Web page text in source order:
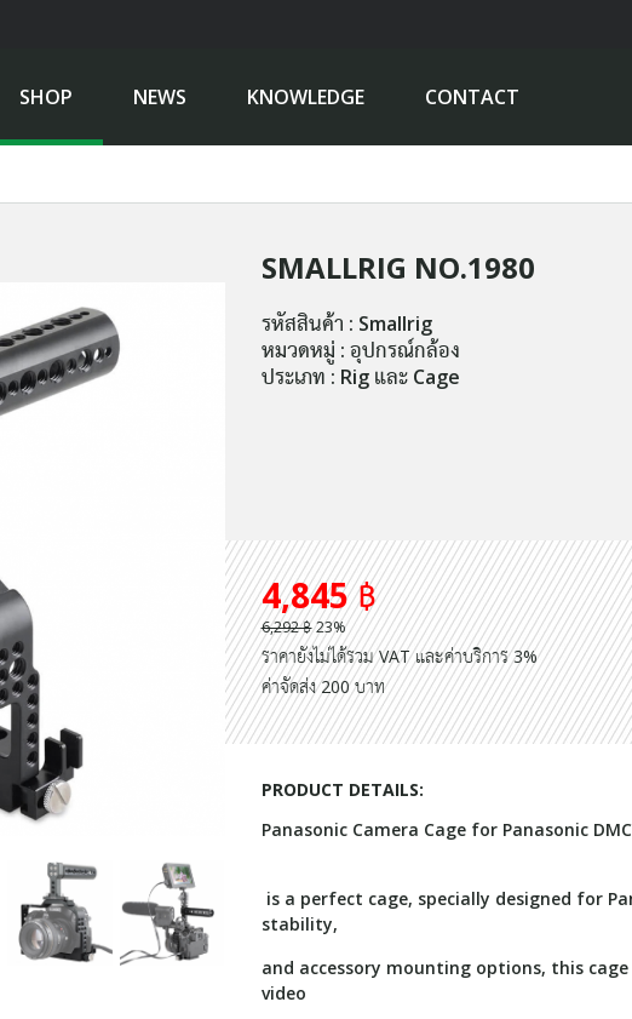
SHOP NEWS KNOWLEDGE CONTACT
SMALLRIG NO.1980
รหัสสินค้า : Smallrig
หมวดหมู่ : อุปกรณ์กล้อง
ประเภท : Rig และ Cage
4,845 ฿
6,292 ฿23%
ราคายังไม่ได้รวม VAT และค่าบริการ 3%
ค่าจัดส่ง 200 บาท
PRODUCT DETAILS:
Panasonic Camera Cage for Panasonic
is a perfect cage, specially designed for
stability,
and accessory mounting options, this
video